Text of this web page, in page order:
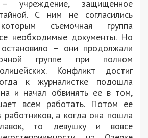
учреждение, защищенное
С ним не согласились
съемочная группа
необходимые документы. Но
– они продолжали
группе при полном
Конфликт достиг
к журналистке подошла
и начал обвинять ее в том,
всем работать. Потом ее
работников, а когда она пошла
то девушку и вовсе